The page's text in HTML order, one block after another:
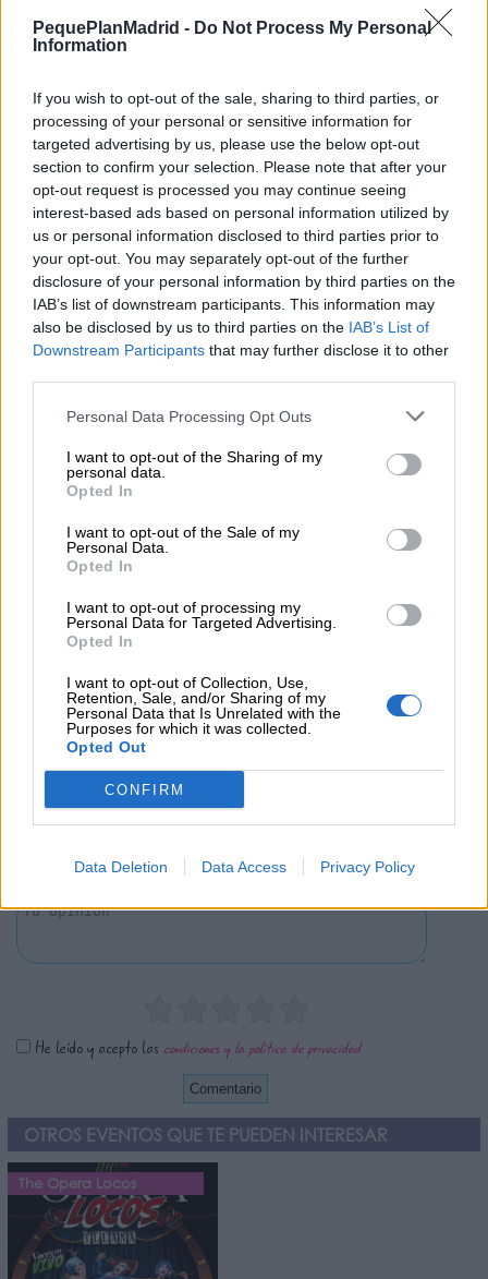
PequePlanMadrid - Do Not Process My Personal
Information
If you wish to opt-out of the sale, sharing to third parties, or
processing of your personal or sensitive information for
targeted advertising by us, please use the below opt-out
section to confirm your selection. Please note that after your
opt-out request is processed you may continue seeing
interest-based ads based on personal information utilized by
us or personal information disclosed to third parties prior to
your opt-out. You may separately opt-out of the further
disclosure of your personal information by third parties on the
IAB’s list of downstream participants. This information may
also be disclosed by us to third parties on the IAB’s List of
Downstream Participants that may further disclose it to other
Personal Data Processing Opt Outs
I want to opt-out of the Sharing of my
personal data.
Opted In
I want to opt-out of the Sale of my
Personal Data.
Opted In
I want to opt-out of processing my
Personal Data for Targeted Advertising.
Opted In
I want to opt-out of Collection, Use,
Retention, Sale, and/or Sharing of my
Personal Data that Is Unrelated with the
Purposes for which it was collected.
Opted Out
CONFIRM
Data Deletion Data Access Privacy Policy
Artista: Borja Niso
COMPARTIR:
Opiniones Concierto Familiar - DREAM Experience
con Borja Niso
¿Qué te ha parecido? Comparte tu opinión:
He leído y acepto las condiciones y la política de privacidad
0 Valoraciones
OTROS EVENTOS QUE TE PUEDEN INTERESAR
The Opera Locos